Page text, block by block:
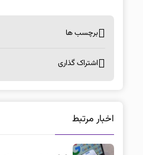
برچسب ها
اشتراک گذاری
اخبار مرتبط